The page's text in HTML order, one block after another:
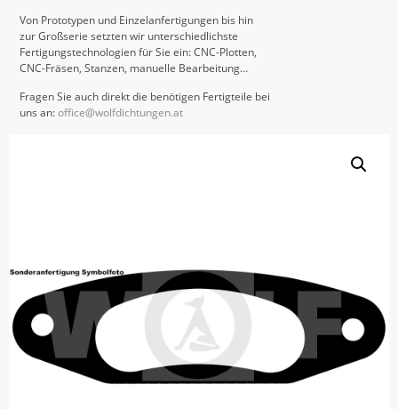
Von Prototypen und Einzelanfertigungen bis hin
zur Großserie setzten wir unterschiedlichste
Fertigungstechnologien für Sie ein: CNC-Plotten,
CNC-Fräsen, Stanzen, manuelle Bearbeitung…
Fragen Sie auch direkt die benötigen Fertigteile bei
uns an:office@wolfdichtungen.at